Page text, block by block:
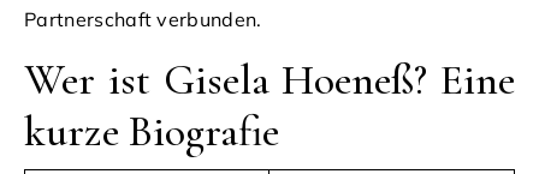
Partnerschaft verbunden.
Wer ist Gisela Hoeneß? Eine
kurze Biografie